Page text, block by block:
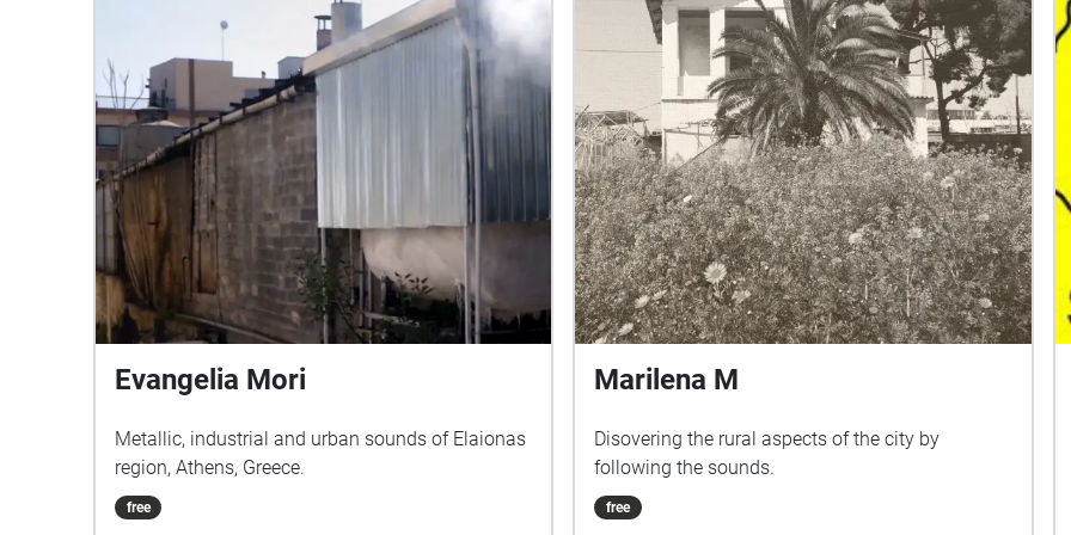
Evangelia Mori
Metallic, industrial and urban sounds of Elaionas
region, Athens, Greece.
free
Marilena M
Disovering the rural aspects of the city by
following the sounds.
free